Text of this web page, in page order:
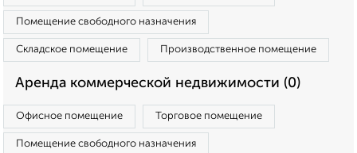
Помещение свободного назначения
Складское помещение Производственное помещение
Аренда коммерческой недвижимости (0)
Офисное помещение Торговое помещение
Помещение свободного назначения